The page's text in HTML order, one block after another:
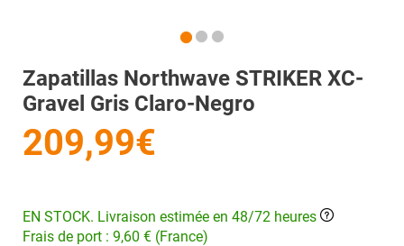
Zapatillas Northwave STRIKER XC-
Gravel Gris Claro-Negro
209,99€
EN STOCK. Livraison estimée en 48/72 heures
Frais de port : 9,60 € (France)